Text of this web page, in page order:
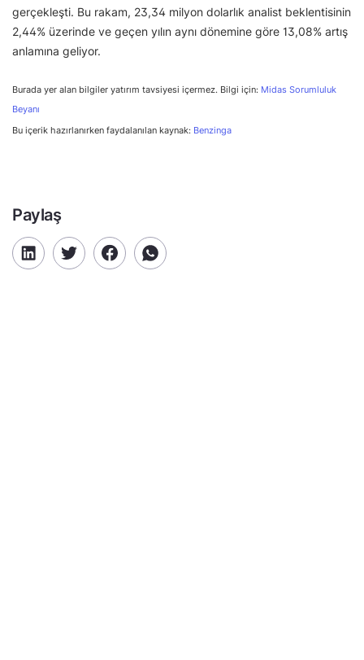
gerçekleşti. Bu rakam, 23,34 milyon dolarlık analist beklentisinin
2,44% üzerinde ve geçen yılın aynı dönemine göre 13,08% artış
anlamına geliyor.
Burada yer alan bilgiler yatırım tavsiyesi içermez. Bilgi için: Midas Sorumluluk
Beyanı
Bu içerik hazırlanırken faydalanılan kaynak: Benzinga
Paylaş